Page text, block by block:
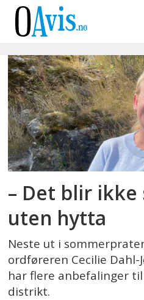
Emne:
cecilie
dahl-
jørgensen
pind
– Det blir
uten hytta
Neste ut i
ordføreren Cecilie Dahl-
har flere anbefalinger
distrikt.